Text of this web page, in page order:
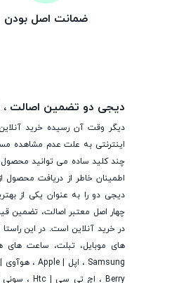
ضمانت اصل بودن
دیجی دو تضمین اصالت ،
دیگر وقت آن رسیده خرید
اینترنتی به علت عدم مشاهده
چند کلید ساده می توانید محصول
اطمینان خاطر از دریافت محصول
دیجی دو را به عنوان یکی از
چهار اصل معتبر اصالت، تضمین
های موبایل، تبلت، ساعت های